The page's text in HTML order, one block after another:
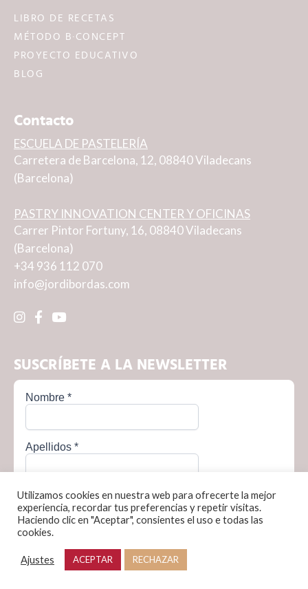
LIBRO DE RECETAS
MÉTODO B·CONCEPT
PROYECTO EDUCATIVO
BLOG
Contacto
ESCUELA DE PASTELERÍA
Carretera de Barcelona, 12, 08840 Viladecans
(Barcelona)
PASTRY INNOVATION CENTER Y OFICINAS
Carrer Pintor Fortuny, 16, 08840 Viladecans
(Barcelona)
+34 936 112 070
info@jordibordas.com
SUSCRÍBETE A LA NEWSLETTER
© Jordi Bordas, 2026
Condiciones de venta
Utilizamos cookies en nuestra web para ofrecerte la mejor
experiencia, recordar tus preferencias y repetir visitas.
Haciendo clic en "Aceptar", consientes el uso e todas las
cookies.
Ajustes ACEPTAR RECHAZAR